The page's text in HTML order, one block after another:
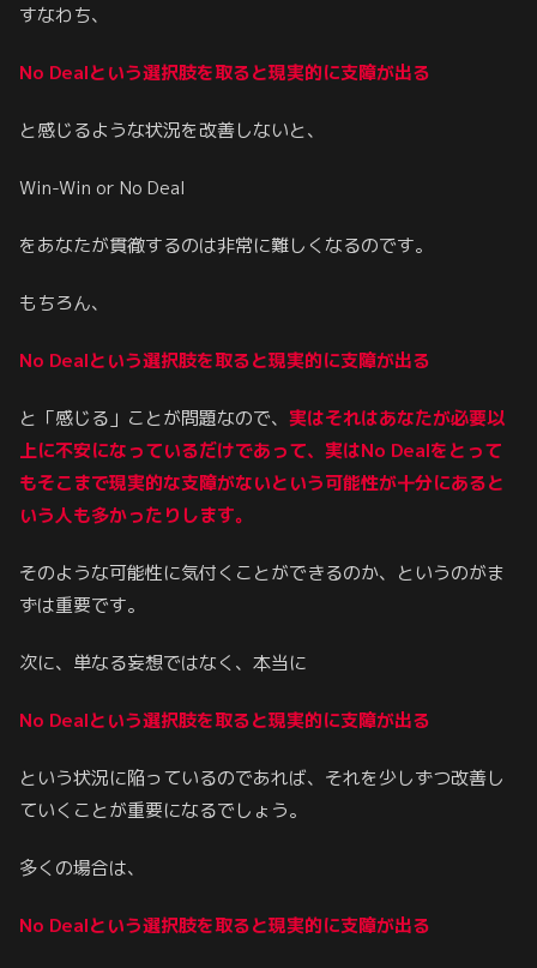
すなわち、
No Dealという選択肢を取ると現実的に支障が出る
と感じるような状況を改善しないと、
Win-Win or No Deal
をあなたが貫徹するのは非常に難しくなるのです。
もちろん、
No Dealという選択肢を取ると現実的に支障が出る
と「感じる」ことが問題なので、 実はそれはあなたが必要以
上に不安になっているだけであって、実はNo Dealをとって
もそこまで現実的な支障がないという可能性が十分にあると
いう人も多かったりします。
そのような可能性に気付くことができるのか、というのがま
ずは重要です。
次に、単なる妄想ではなく、本当に
No Dealという選択肢を取ると現実的に支障が出る
という状況に陥っているのであれば、それを少しずつ改善し
ていくことが重要になるでしょう。
多くの場合は、
No Dealという選択肢を取ると現実的に支障が出る